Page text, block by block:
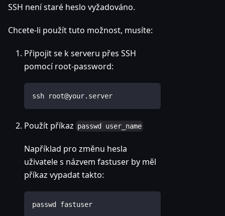
SSH není staré heslo vyžadováno.
Chcete-li použít tuto možnost, musíte:
Připojit se k serveru přes SSH
pomocí root-password:
ssh root@your.server
Použít příkaz passwd user_name
Například pro změnu hesla
uživatele s názvem fastuser by měl
příkaz vypadat takto:
passwd fastuser